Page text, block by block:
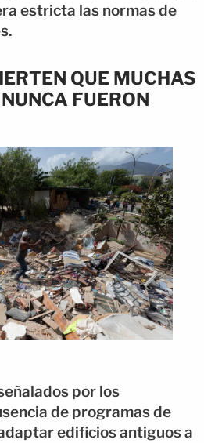
estricta las normas de
QUE MUCHAS
FUERON
por los
de programas de
edificios antiguos a